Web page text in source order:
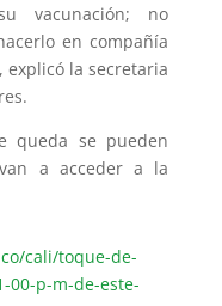
vacunación; no
en compañía
explicó la secretaria
queda se pueden
a acceder a la
cali/toque-de-
00-p-m-de-este-